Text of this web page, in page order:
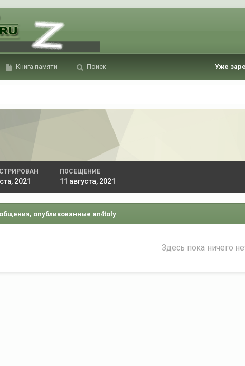
Книга памяти Поиск Уже
2021
ПОСЕЩЕНИЕ
11 августа, 2021
опубликованные an4toly
Здесь пока ничего